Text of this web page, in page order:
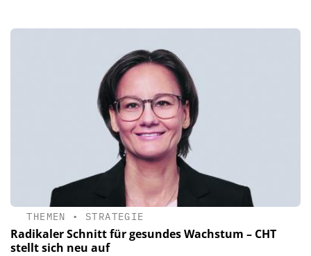
THEMEN • STRATEGIE
Radikaler Schnitt für gesundes Wachstum – CHT
stellt sich neu auf